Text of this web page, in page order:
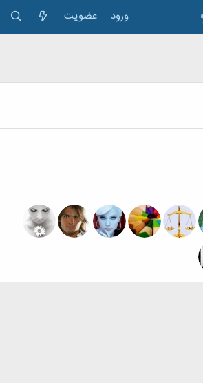
ورود عضویت